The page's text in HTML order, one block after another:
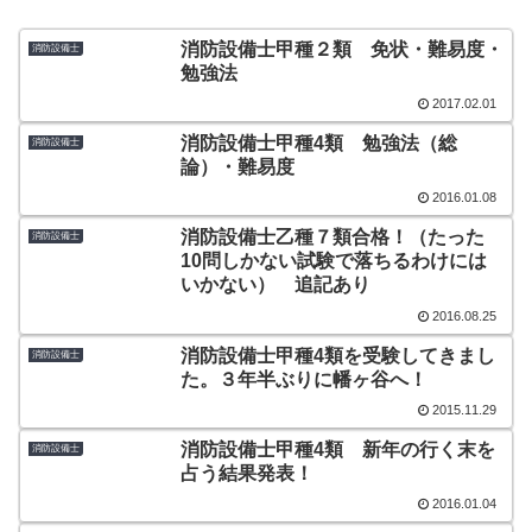
消防設備士
消防設備士甲種２類 免状・難易度・
勉強法
2017.02.01
消防設備士
消防設備士甲種4類 勉強法（総
論）・難易度
2016.01.08
消防設備士
消防設備士乙種７類合格！（たった
10問しかない試験で落ちるわけには
いかない） 追記あり
2016.08.25
消防設備士
消防設備士甲種4類を受験してきまし
た。３年半ぶりに幡ヶ谷へ！
2015.11.29
消防設備士
消防設備士甲種4類 新年の行く末を
占う結果発表！
2016.01.04